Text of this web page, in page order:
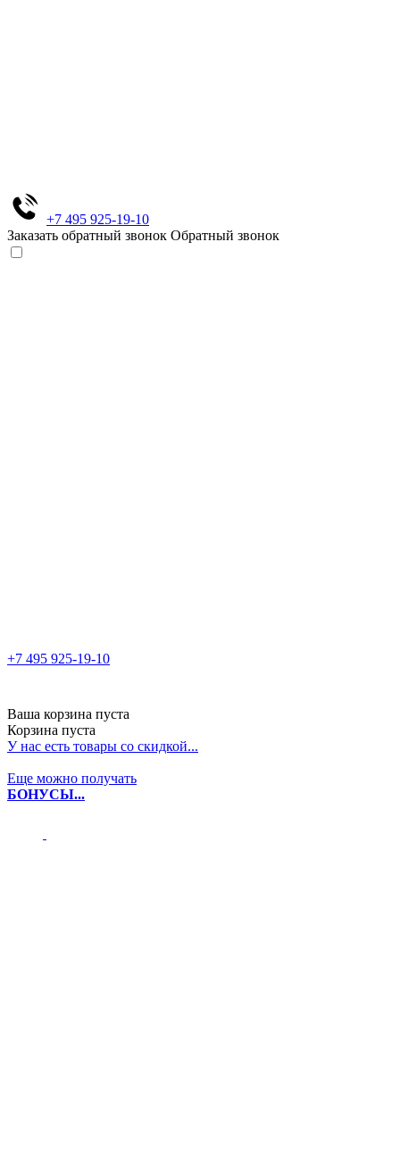
+7 495 925-19-10
Заказать обратный звонок Обратный звонок
+7 495 925-19-10
Ваша корзина пуста
Корзина пуста
У нас есть товары со скидкой...
Еще можно получать
БОНУСЫ...